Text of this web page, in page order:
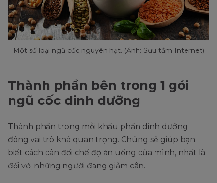
Một số loại ngũ cốc nguyên hạt. (Ảnh: Sưu tầm Internet)
Thành phần bên trong 1 gói
ngũ cốc dinh dưỡng
Thành phần trong mỗi khẩu phần dinh dưỡng
đóng vai trò khá quan trọng. Chúng sẽ giúp bạn
biết cách cân đối chế độ ăn uống của mình, nhất là
đối với những người đang giảm cân.